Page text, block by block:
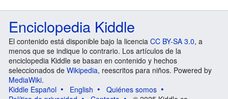
Enciclopedia Kiddle
El contenido está disponible bajo la licencia CC BY-SA 3.0, a
menos que se indique lo contrario. Los artículos de la
enciclopedia Kiddle se basan en contenido y hechos
seleccionados de Wikipedia, reescritos para niños. Powered by
MediaWiki.
Kiddle Español
English
Quiénes somos